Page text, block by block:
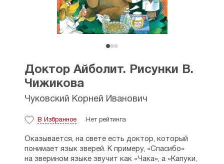
Доктор Айболит. Рисунки В.
Чижикова
Чуковский Корней Иванович
В Избранное Нет рейтинга
Оказывается, на свете есть доктор, который
понимает язык зверей. К примеру, «Спасибо»
на зверином языке звучит как «Чака», а «Капуки,